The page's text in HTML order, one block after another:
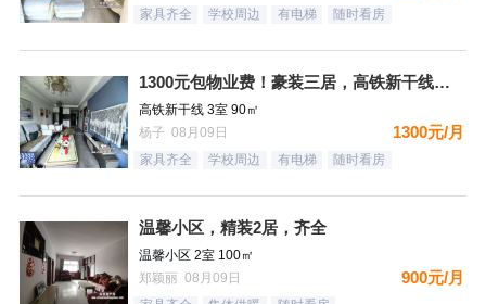
家具齐全 学校周边 有电梯 随时看房
1300元包物业费！豪装三居，高铁新干线，南向，采光好，家具
高铁新干线 3室 90㎡
杨子 08月09日
1300元/月
家具齐全 学校周边 有电梯 随时看房
温馨小区，精装2居，齐全
温馨小区 2室 100㎡
郑颖丽 08月09日
900元/月